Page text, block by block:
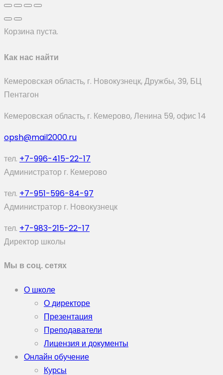
Корзина пуста.
Как нас найти
Кемеровская область, г. Новокузнецк, Дружбы, 39, БЦ
Пентагон
Кемеровская область, г. Кемерово, Ленина 59, офис 14
opsh@mail2000.ru
тел. +7-996-415-22-17
Администратор г. Кемерово
тел. +7-951-596-84-97
Администратор г. Новокузнецк
тел. +7-983-215-22-17
Директор школы
Мы в соц. сетях
О школе
О директоре
Презентация
Преподаватели
Лицензия и документы
Онлайн обучение
Курсы